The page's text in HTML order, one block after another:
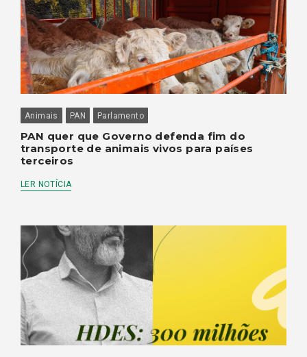
Animais PAN Parlamento
PAN quer que Governo defenda fim do
transporte de animais vivos para países
terceiros
LER NOTÍCIA